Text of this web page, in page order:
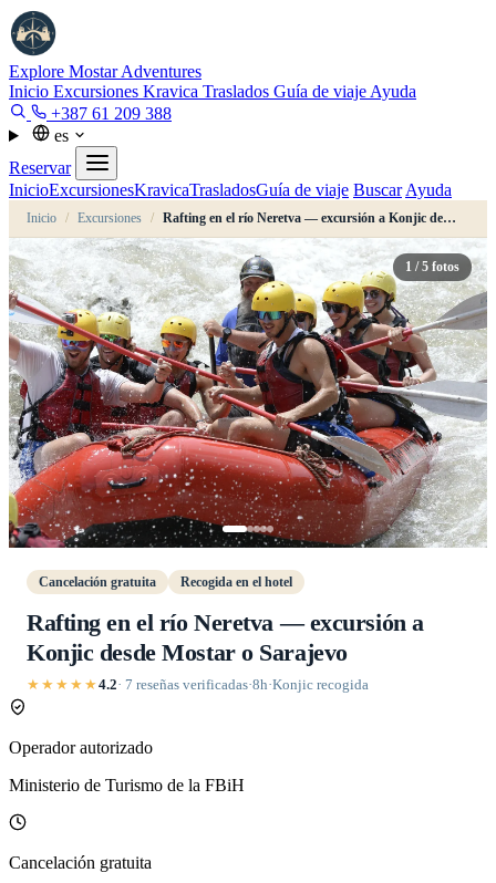
Explore MostarAdventures
Inicio Excursiones Kravica Traslados Guía de viaje Ayuda
+387 61 209 388
es
Reservar
InicioExcursionesKravicaTrasladosGuía de viaje Buscar Ayuda
Inicio / Excursiones / Rafting en el río Neretva — excursión a Konjic desde Mostar o Sarajevo
1 / 5 fotos
Cancelación gratuita Recogida en el hotel
Rafting en el río Neretva — excursión a
Konjic desde Mostar o Sarajevo
★★★★★4.2· 7 reseñas verificadas·8h·Konjic recogida
Operador autorizado
Ministerio de Turismo de la FBiH
Cancelación gratuita